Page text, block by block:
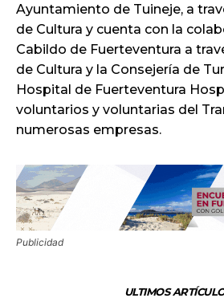
Ayuntamiento de Tuineje, a
de Cultura y cuenta con la
Cabildo de Fuerteventura a
de Cultura y la Consejería de
Hospital de Fuerteventura
voluntarios y voluntarias del
numerosas empresas.
Publicidad
ULTIMOS